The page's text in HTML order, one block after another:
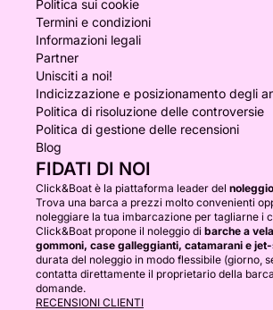
Politica sui cookie
Termini e condizioni
Informazioni legali
Partner
Unisciti a noi!
Indicizzazione e posizionamento degli
Politica di risoluzione delle controversie
Politica di gestione delle recensioni
Blog
FIDATI DI NOI
Click&Boat è la piattaforma leader del
Trova una barca a prezzi molto convenienti
noleggiare la tua imbarcazione per tagliarne i
Click&Boat propone il noleggio di barche a
gommoni, case galleggianti, catamarani e
durata del noleggio in modo flessibile (giorno,
contatta direttamente il proprietario della
domande.
RECENSIONI CLIENTI